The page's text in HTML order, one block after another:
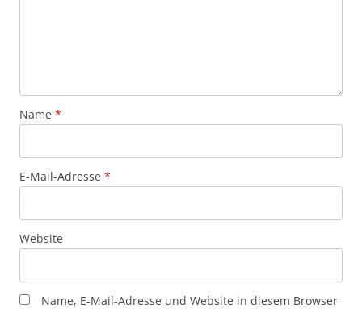
Name *
E-Mail-Adresse *
Website
Name, E-Mail-Adresse und Website in diesem Browser